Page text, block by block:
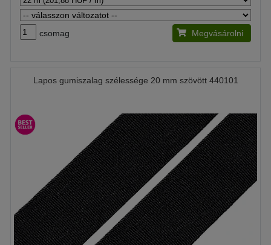
csomag Megvásárolni
Lapos gumiszalag szélessége 20 mm szövött 440101